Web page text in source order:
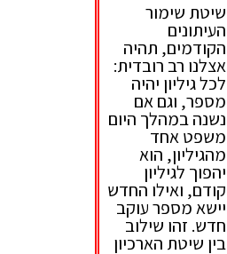
שיטת שימור
העיתונים
הקודמים, תהיה
אצלנו רב רובדית:
לכל גיליון יהיה
מספר, וגם אם
נשנה במהלך היום
משפט אחד
מהגיליון, הוא
יהפוך לגיליון
קודם, ואילו החדש
יישא מספר עוקב
חדש. זהו שילוב
בין שיטת הארכיון